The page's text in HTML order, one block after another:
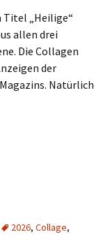
Titel „Heilige“
allen drei
Die Collagen
der
Natürlich
2026, Collage,